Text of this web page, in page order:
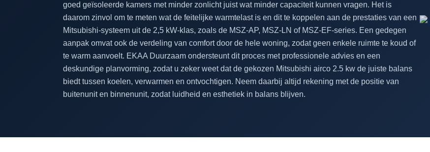
goed geïsoleerde kamers met minder zonlicht juist wat minder capaciteit kunnen vragen. Het is
daarom zinvol om te meten wat de feitelijke warmtelast is en dit te koppelen aan de prestaties van een
Mitsubishi-systeem uit de 2,5 kW-klas, zoals de MSZ-AP, MSZ-LN of MSZ-EF-series. Een gedegen
aanpak omvat ook de verdeling van comfort door de hele woning, zodat geen enkele ruimte te koud of
te warm aanvoelt. EKAA Duurzaam ondersteunt dit proces met professionele advies en een
deskundige planvorming, zodat u zeker weet dat de gekozen Mitsubishi airco 2.5 kw de juiste balans
biedt tussen koelen, verwarmen en ontvochtigen. Neem daarbij altijd rekening met de positie van
buitenunit en binnenunit, zodat luidheid en esthetiek in balans blijven.